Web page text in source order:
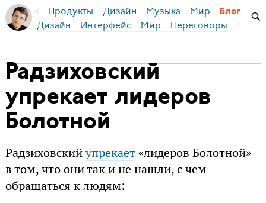
Бирман Продукты Дизайн Музыка Мир Блог
Дизайн Интерфейс Мир Переговоры
Радзиховский
упрекает лидеров
Болотной
Радзиховскийупрекает«лидеров Болотной»
в том, что они так и не нашли, с чем
обращаться к людям: